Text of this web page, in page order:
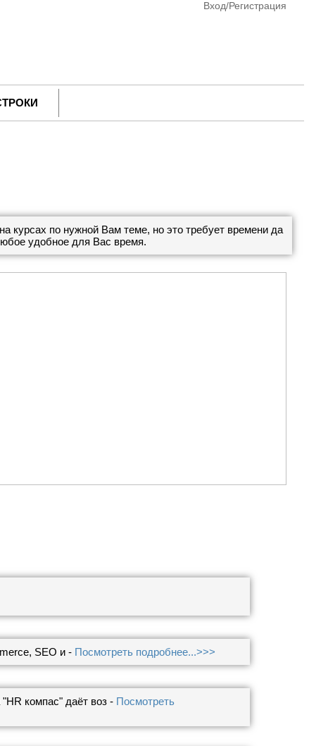
Вход/Регистрация
курсах по нужной Вам теме, но это требует времени да
удобное для Вас время.
SEO и - Посмотреть подробнее...>>>
компас" даёт воз - Посмотреть